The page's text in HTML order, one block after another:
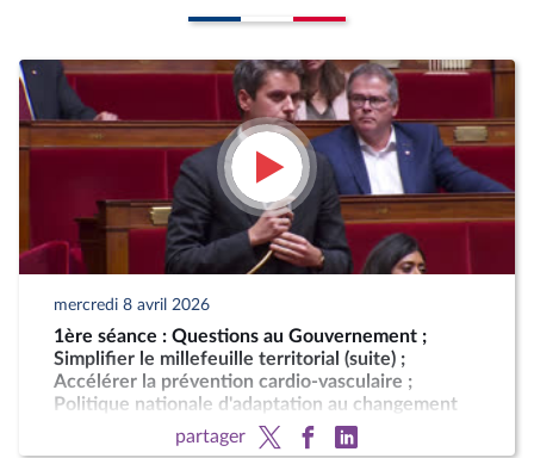
mercredi 8 avril 2026
1ère séance : Questions au Gouvernement ;
Simplifier le millefeuille territorial (suite) ;
Accélérer la prévention cardio-vasculaire ;
Politique nationale d'adaptation au changement
partager